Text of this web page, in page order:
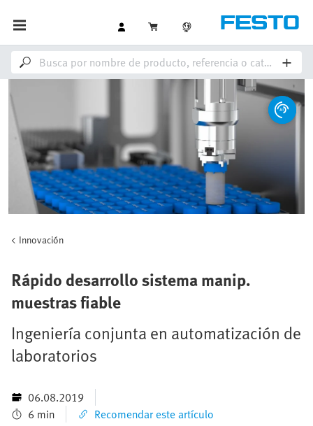
Innovación
Rápido desarrollo sistema manip.
muestras fiable
Ingeniería conjunta en automatización de
laboratorios
06.08.2019
6 min
Recomendar este artículo